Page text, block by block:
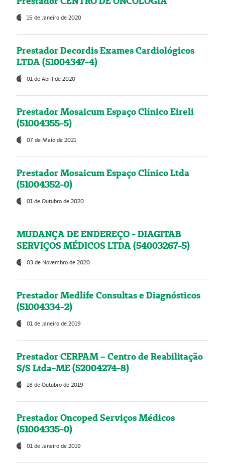
15 de Janeiro de 2020
Prestador Decordis Exames Cardiológicos
LTDA (51004347-4)
01 de Abril de 2020
Prestador Mosaicum Espaço Clínico Eireli
(51004355-5)
07 de Maio de 2021
Prestador Mosaicum Espaço Clínico Ltda
(51004352-0)
01 de Outubro de 2020
MUDANÇA DE ENDEREÇO - DIAGITAB
SERVIÇOS MÉDICOS LTDA (54003267-5)
03 de Novembro de 2020
Prestador Medlife Consultas e Diagnósticos
(51004334-2)
01 de Janeiro de 2019
Prestador CERPAM – Centro de Reabilitação
S/S Ltda-ME (52004274-8)
18 de Outubro de 2019
Prestador Oncoped Serviços Médicos
(51004335-0)
01 de Janeiro de 2019